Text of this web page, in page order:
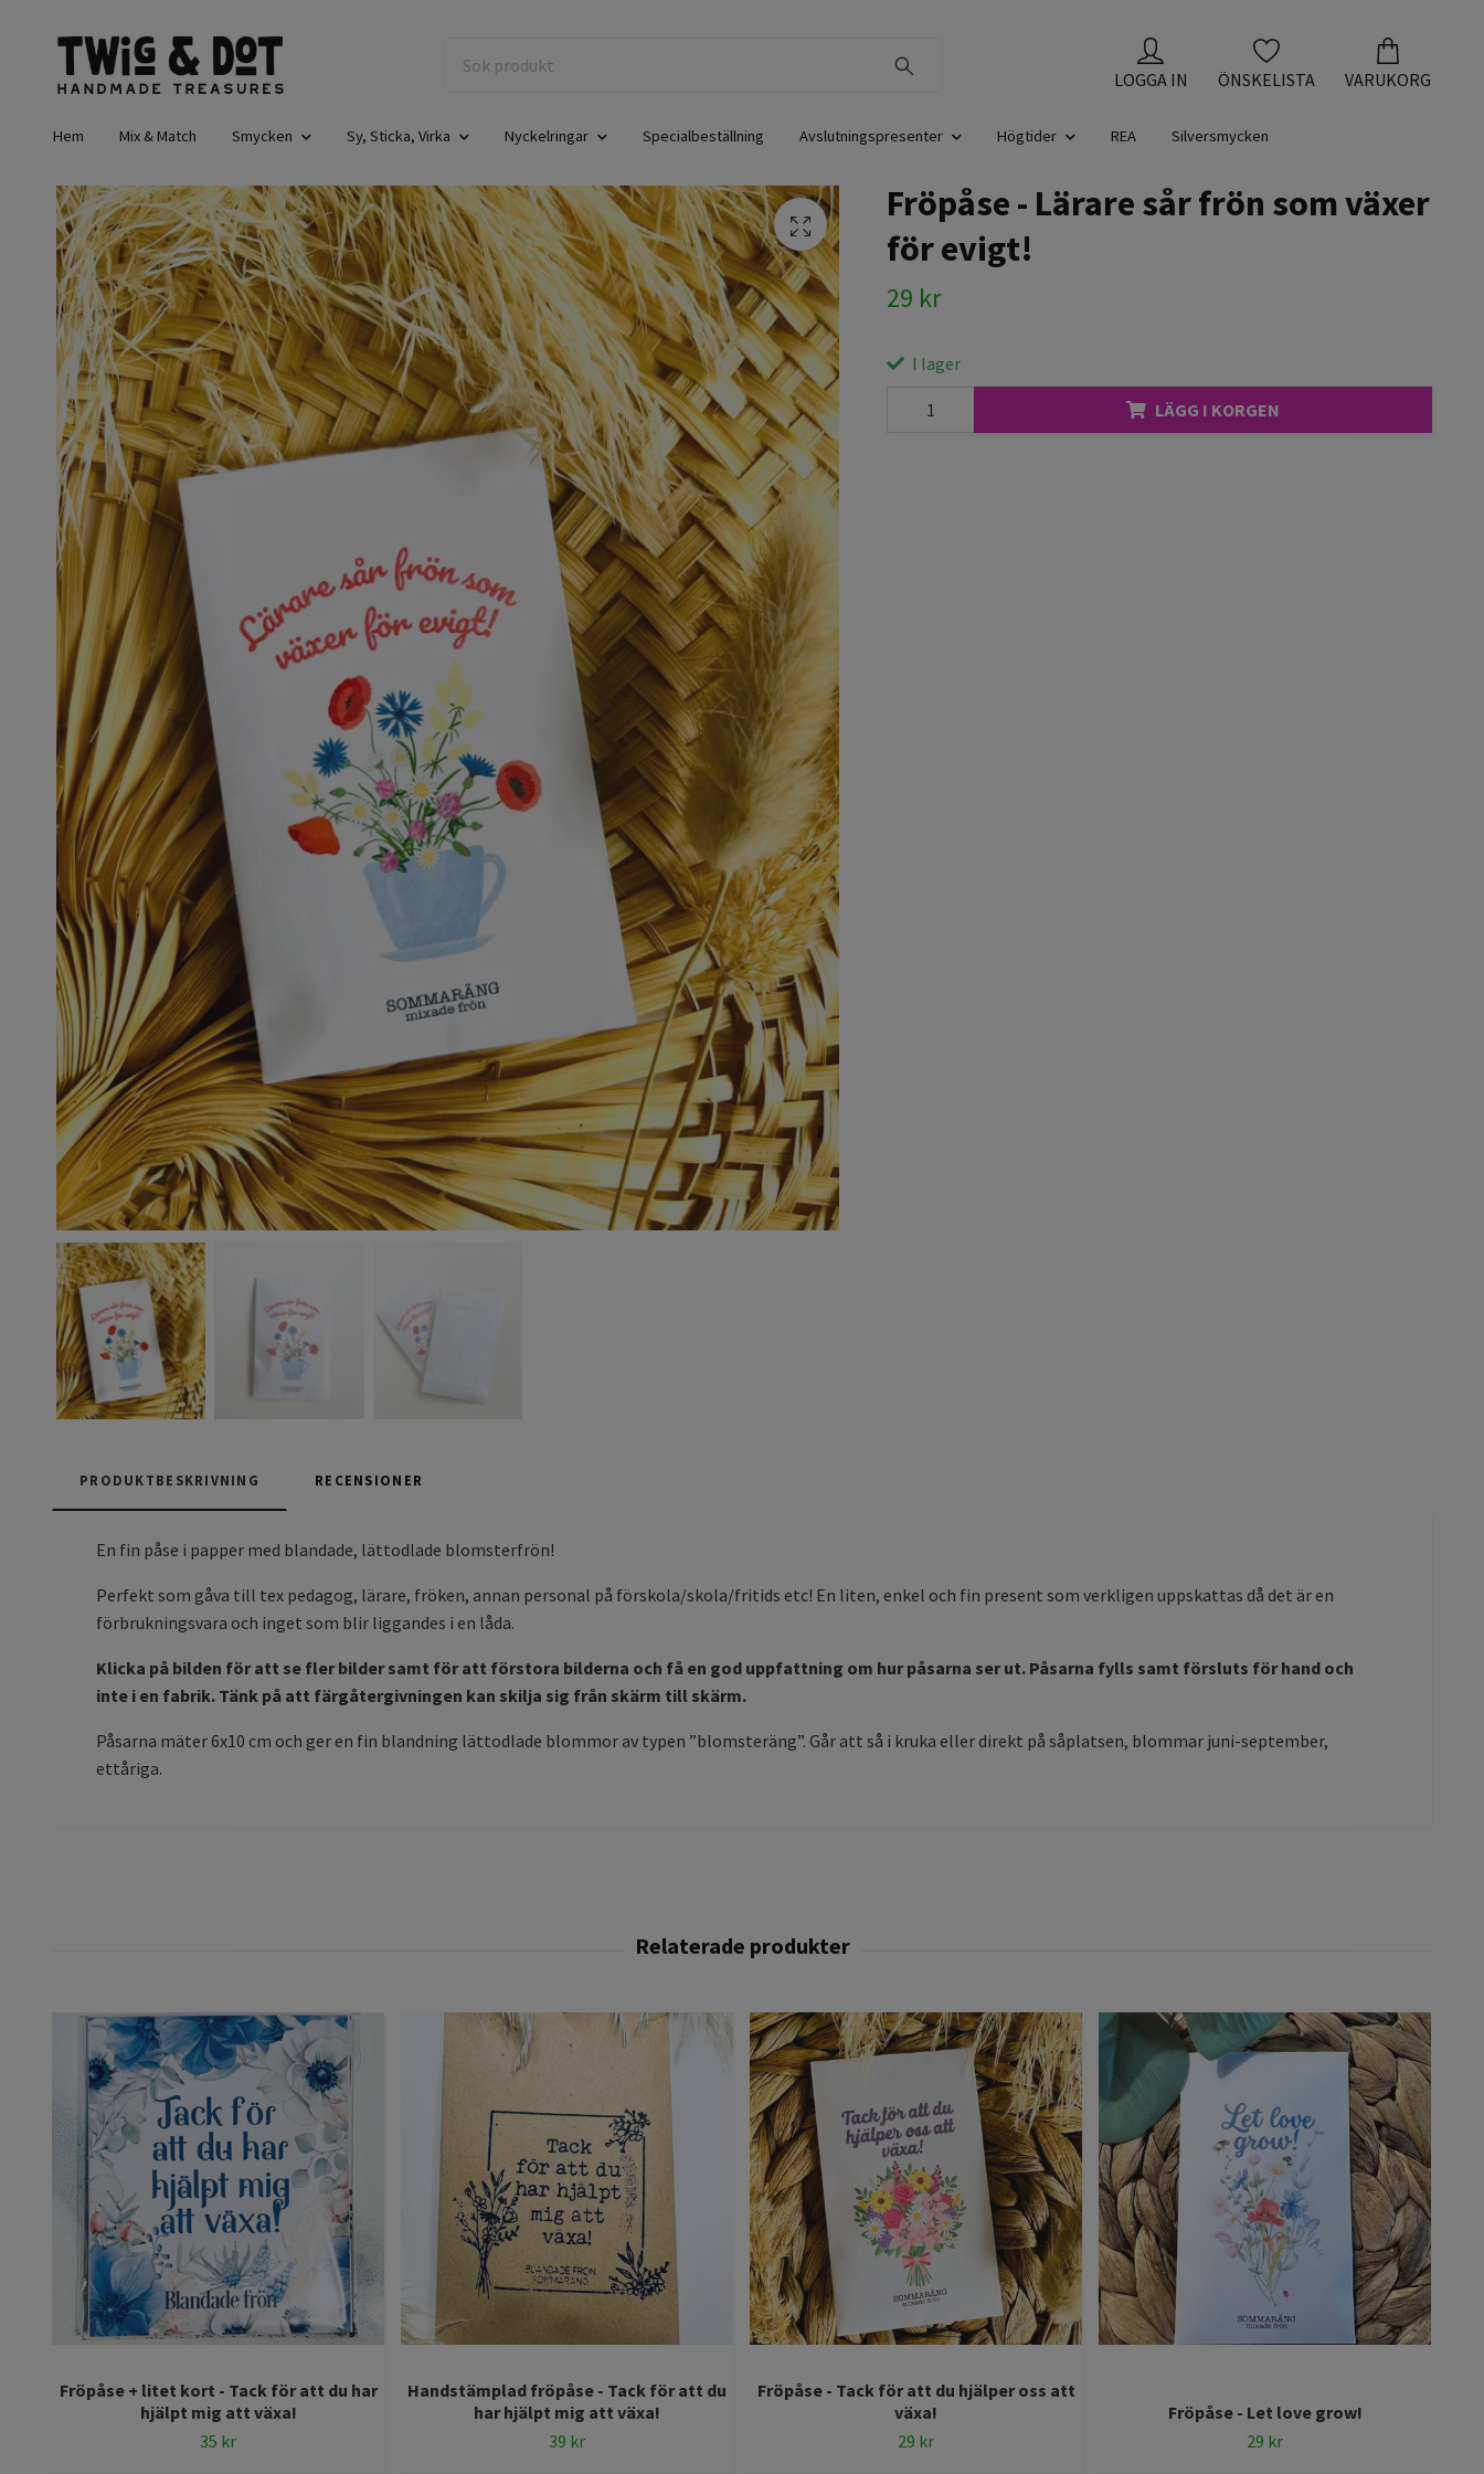
LOGGA IN ÖNSKELISTA VARUKORG
Hem Mix & Match Smycken Sy, Sticka, Virka Nyckelringar Specialbeställning Avslutningspresenter Högtider REA Silversmycken
Fröpåse - Lärare sår frön som växer
för evigt!
29 kr
I lager
LÄGG I KORGEN
PRODUKTBESKRIVNING RECENSIONER
En fin påse i papper med blandade, lättodlade blomsterfrön!
Perfekt som gåva till tex pedagog, lärare, fröken, annan personal på förskola/skola/fritids etc! En liten, enkel och fin present som verkligen uppskattas då det är en
förbrukningsvara och inget som blir liggandes i en låda.
Klicka på bilden för att se fler bilder samt för att förstora bilderna och få en god uppfattning om hur påsarna ser ut. Påsarna fylls samt försluts för hand och
inte i en fabrik. Tänk på att färgåtergivningen kan skilja sig från skärm till skärm.
Påsarna mäter 6x10 cm och ger en fin blandning lättodlade blommor av typen ”blomsteräng”. Går att så i kruka eller direkt på såplatsen, blommar juni-september,
ettåriga.
Fröpåse + litet kort - Tack för att du har
hjälpt mig att växa!
35 kr
Handstämplad fröpåse - Tack för att du
har hjälpt mig att växa!
39 kr
Fröpåse - Tack för att du hjälper oss att
växa!
29 kr
Fröpåse - Let love grow!
29 kr